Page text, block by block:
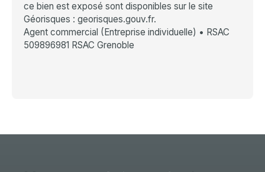
ce bien est exposé sont disponibles sur le site
Géorisques : georisques.gouv.fr.
Agent commercial (Entreprise individuelle) • RSAC
509896981 RSAC Grenoble